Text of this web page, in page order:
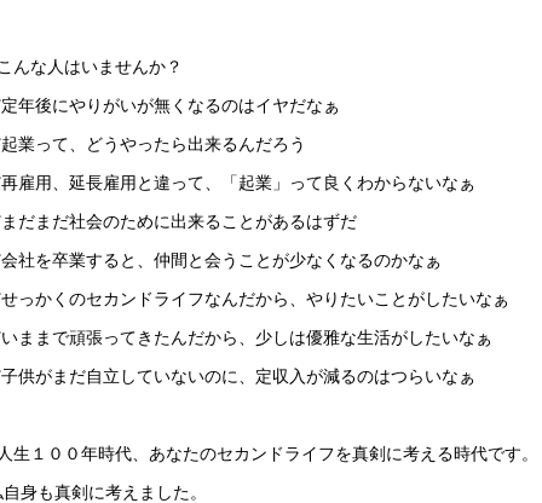
んな人はいませんか？
定年後にやりがいが無くなるのはイヤだなぁ
起業って、どうやったら出来るんだろう
再雇用、延長雇用と違って、「起業」って良くわからないなぁ
まだまだ社会のために出来ることがあるはずだ
会社を卒業すると、仲間と会うことが少なくなるのかなぁ
せっかくのセカンドライフなんだから、やりたいことがしたいなぁ
いままで頑張ってきたんだから、少しは優雅な生活がしたいなぁ
子供がまだ自立していないのに、定収入が減るのはつらいなぁ
生１００年時代、あなたのセカンドライフを真剣に考える時代です。
身も真剣に考えました。